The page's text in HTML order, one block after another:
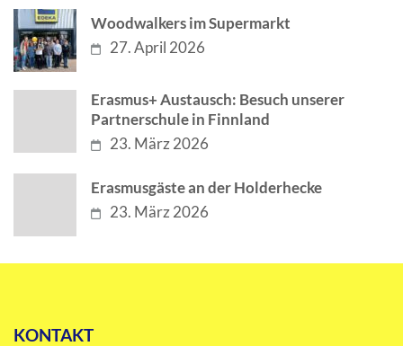
Woodwalkers im Supermarkt
27. April 2026
Erasmus+ Austausch: Besuch unserer
Partnerschule in Finnland
23. März 2026
Erasmusgäste an der Holderhecke
23. März 2026
KONTAKT